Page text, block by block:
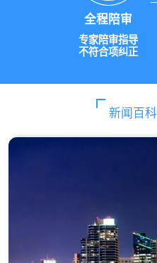
全程陪审
专家陪审指导
不符合项纠正
新闻百科